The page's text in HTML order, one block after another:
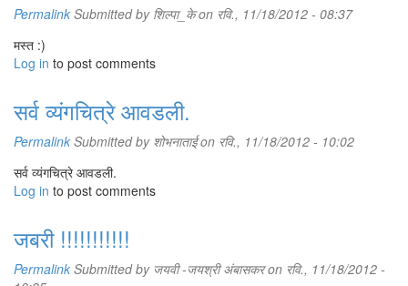
Permalink Submitted by शिल्पा_केon रवि., 11/18/2012 - 08:37
मस्त :)
Log in to post comments
सर्व व्यंगचित्रे आवडली.
Permalink Submitted by शोभनाताईon रवि., 11/18/2012 - 10:02
सर्व व्यंगचित्रे आवडली.
Log in to post comments
जबरी !!!!!!!!!!!
Permalink Submitted by जयवी -जयश्री अंबासकरon रवि., 11/18/2012 -